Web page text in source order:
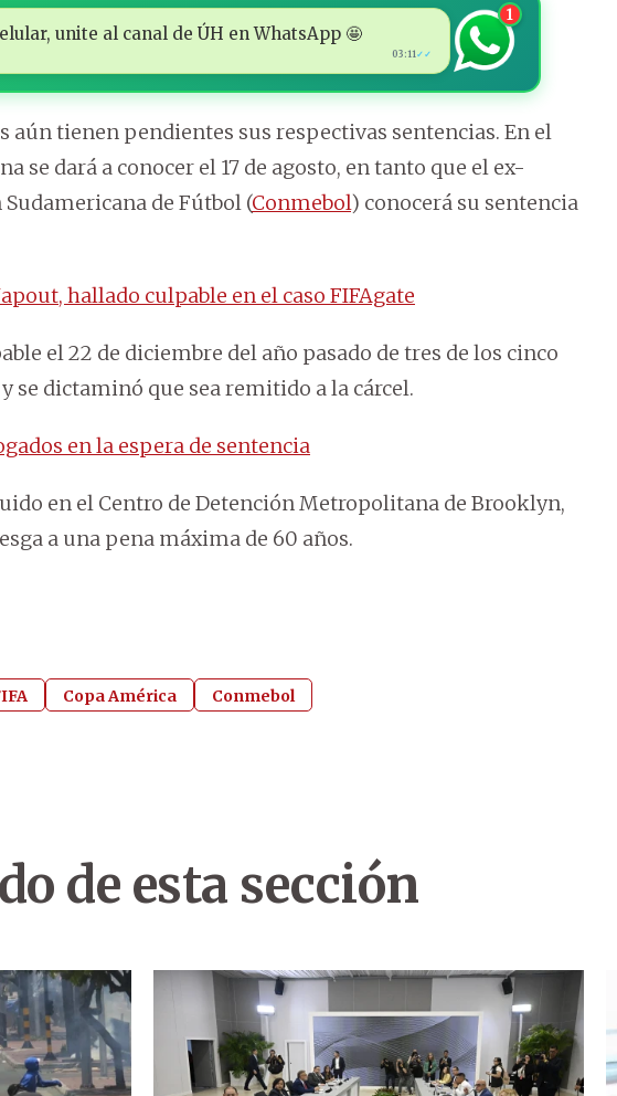
unite al canal de ÚH en WhatsApp 🤩
03:11✓✓
1
tienen pendientes sus respectivas sentencias. En el
se dará a conocer el 17 de agosto, en tanto que el ex-
de Fútbol (Conmebol) conocerá su sentencia
hallado culpable en el caso FIFAgate
el 22 de diciembre del año pasado de tres de los cinco
se dictaminó que sea remitido a la cárcel.
en la espera de sentencia
en el Centro de Detención Metropolitana de Brooklyn,
a una pena máxima de 60 años.
Copa América Conmebol
de esta sección